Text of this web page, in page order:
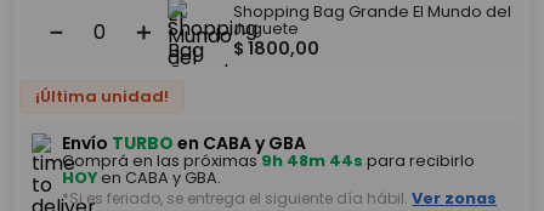
＋
－
Shopping Bag Grande El Mundo del
Juguete
$ 1800,00
¡Última unidad!
Envío TURBO en CABA y GBA
Comprá en las próximas9h 48m 44s para recibirlo
HOY en CABA y GBA.
*Si es feriado, se entrega el siguiente día hábil. Ver zonas